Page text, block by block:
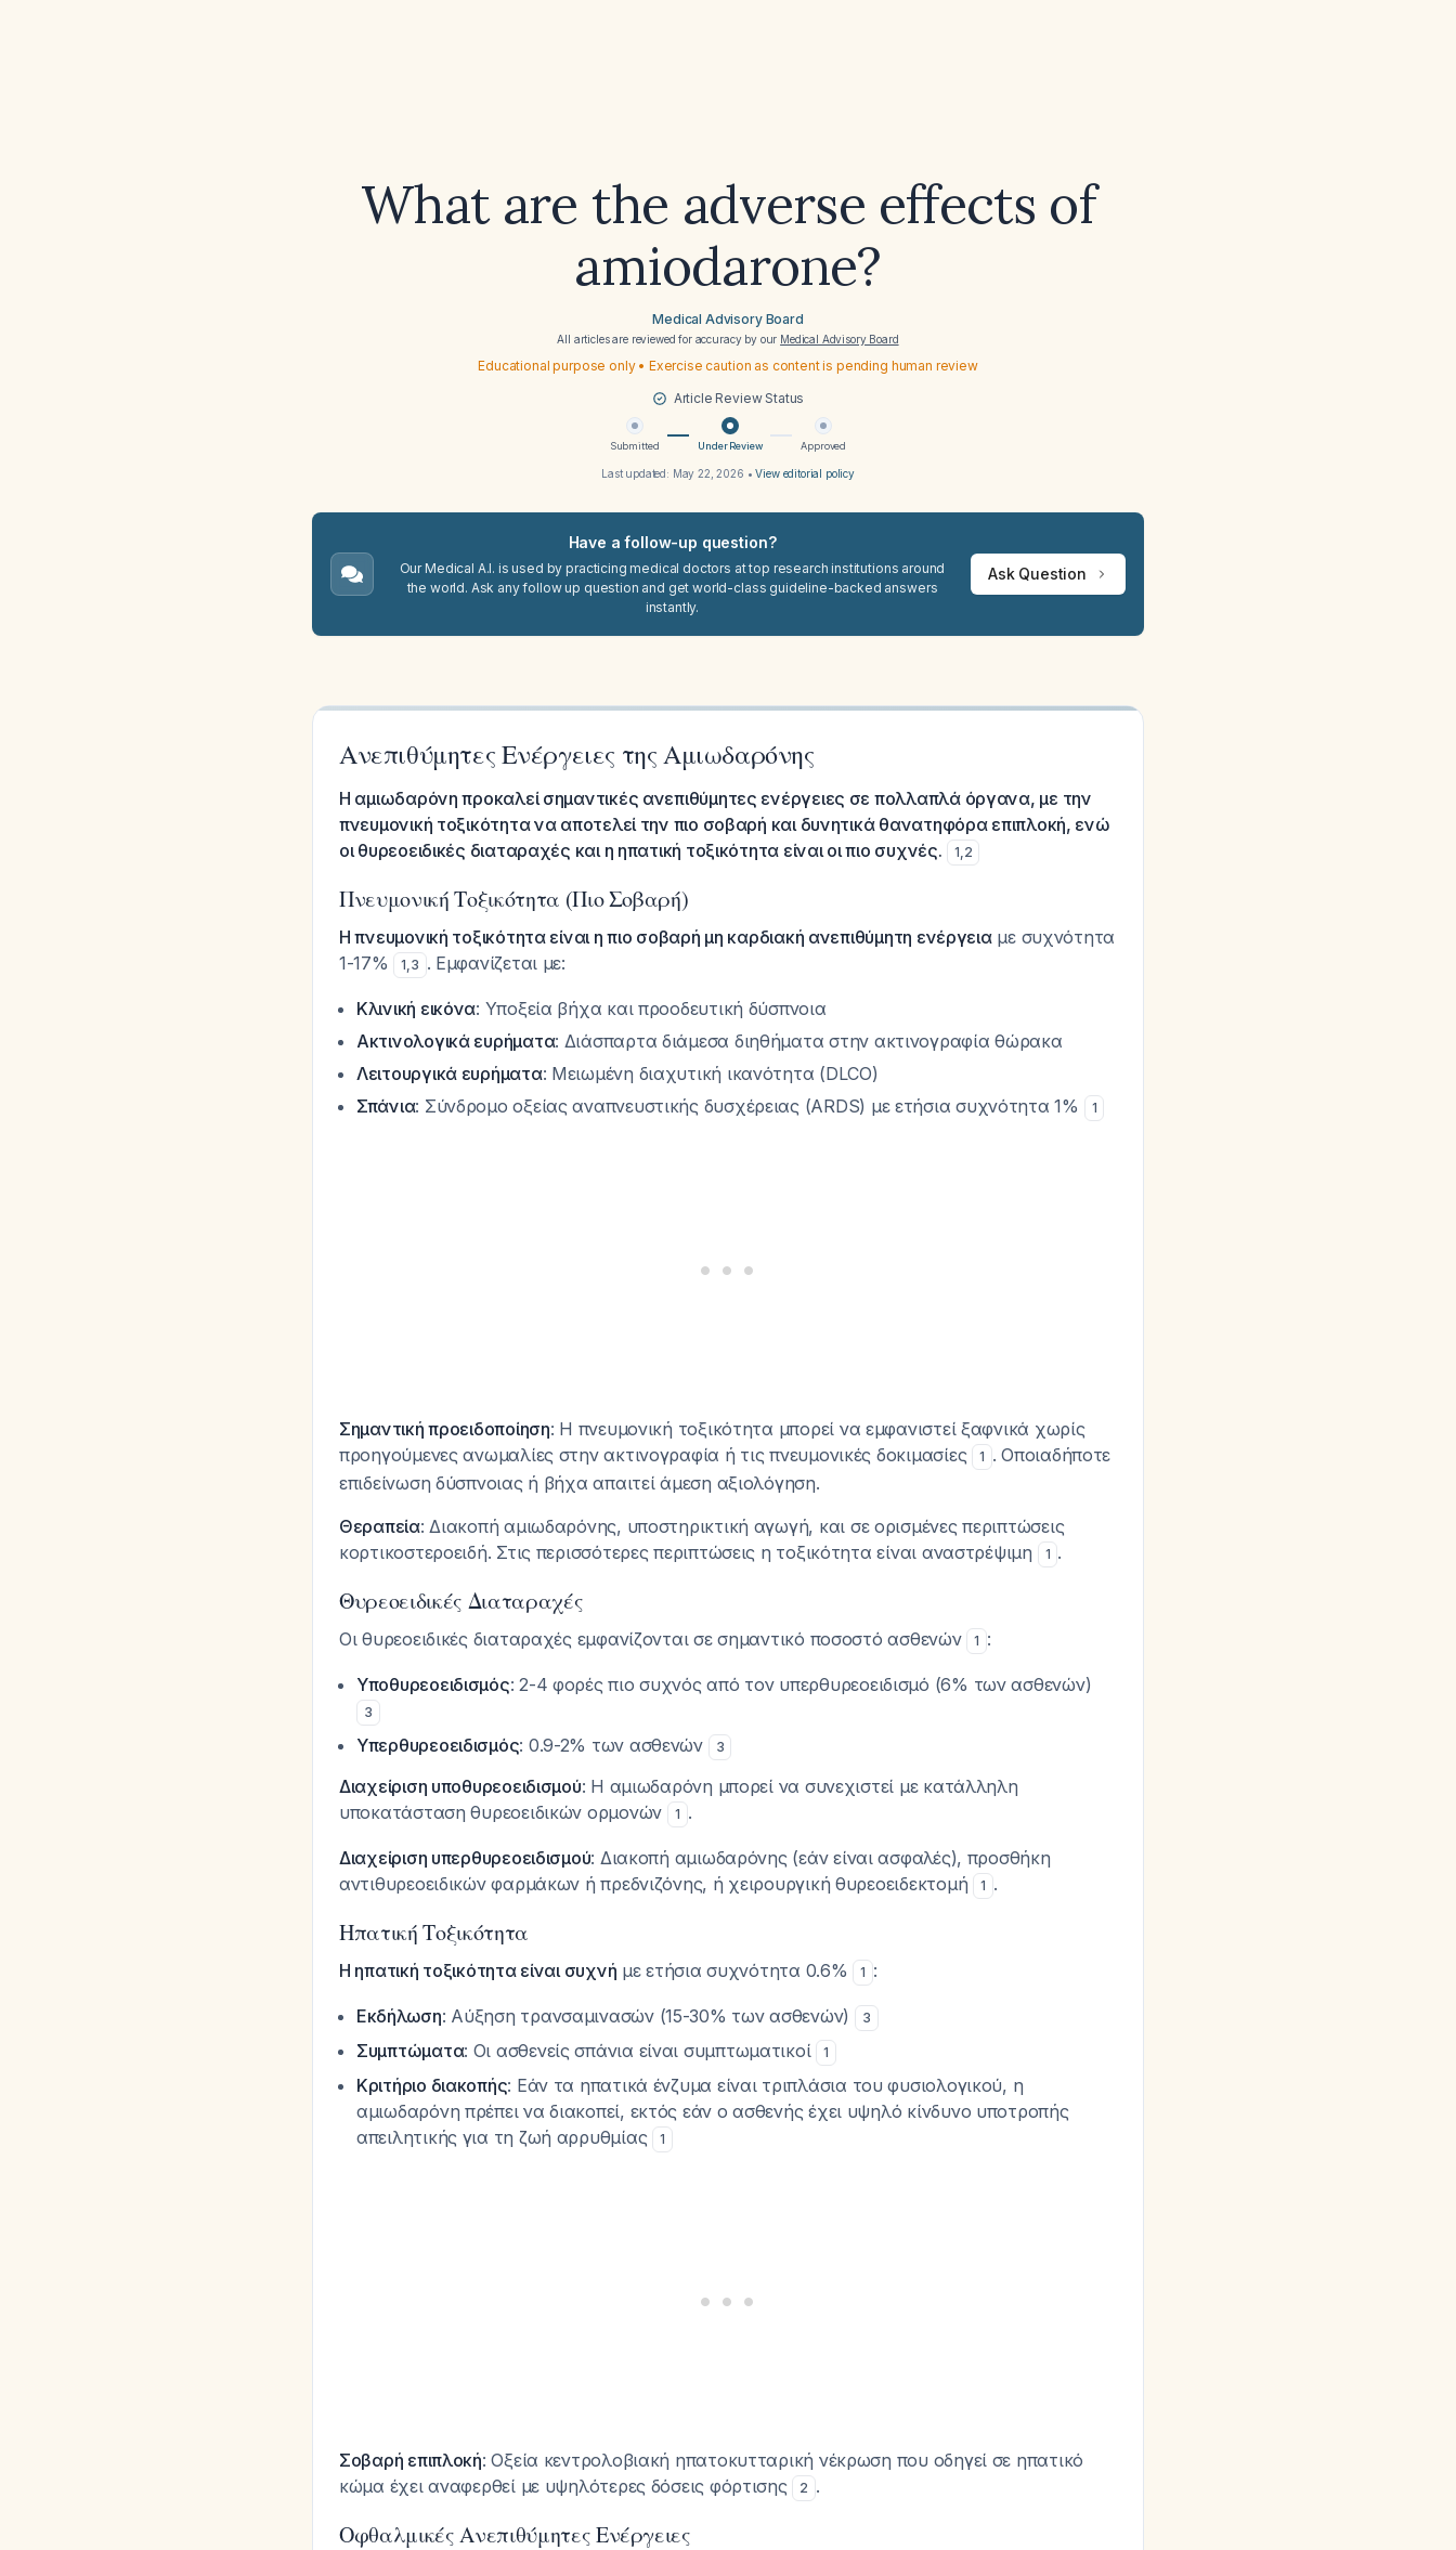
What are the adverse effects of
amiodarone?
Medical Advisory Board
All articles are reviewed for accuracy by our Medical Advisory Board
Educational purpose only • Exercise caution as content is pending human review
Article Review Status
Submitted Under Review Approved
Last updated: May 22, 2026 •View editorial policy
Have a follow-up question?
Our Medical A.I. is used by practicing medical doctors at top research institutions around
the world. Ask any follow up question and get world-class guideline-backed answers
instantly.
Ask Question
Ανεπιθύμητες Ενέργειες της Αμιωδαρόνης
Η αμιωδαρόνη προκαλεί σημαντικές ανεπιθύμητες ενέργειες σε πολλαπλά όργανα, με την
πνευμονική τοξικότητα να αποτελεί την πιο σοβαρή και δυνητικά θανατηφόρα επιπλοκή, ενώ
οι θυρεοειδικές διαταραχές και η ηπατική τοξικότητα είναι οι πιο συχνές.
1,2
Πνευμονική Τοξικότητα (Πιο Σοβαρή)
Η πνευμονική τοξικότητα είναι η πιο σοβαρή μη καρδιακή ανεπιθύμητη ενέργειαμε συχνότητα
1-17%
1,3 . Εμφανίζεται με:
Κλινική εικόνα: Υποξεία βήχα και προοδευτική δύσπνοια
Ακτινολογικά ευρήματα: Διάσπαρτα διάμεσα διηθήματα στην ακτινογραφία θώρακα
Λειτουργικά ευρήματα: Μειωμένη διαχυτική ικανότητα (DLCO)
Σπάνια: Σύνδρομο οξείας αναπνευστικής δυσχέρειας (ARDS) με ετήσια συχνότητα 1% 1
Σημαντική προειδοποίηση: Η πνευμονική τοξικότητα μπορεί να εμφανιστεί ξαφνικά χωρίς
προηγούμενες ανωμαλίες στην ακτινογραφία ή τις πνευμονικές δοκιμασίες
1 . Οποιαδήποτε
επιδείνωση δύσπνοιας ή βήχα απαιτεί άμεση αξιολόγηση.
Θεραπεία: Διακοπή αμιωδαρόνης, υποστηρικτική αγωγή, και σε ορισμένες περιπτώσεις
κορτικοστεροειδή. Στις περισσότερες περιπτώσεις η τοξικότητα είναι αναστρέψιμη
1 .
Θυρεοειδικές Διαταραχές
Οι θυρεοειδικές διαταραχές εμφανίζονται σε σημαντικό ποσοστό ασθενών 1 :
Υποθυρεοειδισμός: 2-4 φορές πιο συχνός από τον υπερθυρεοειδισμό (6% των ασθενών)
3
Υπερθυρεοειδισμός: 0.9-2% των ασθενών 3
Διαχείριση υποθυρεοειδισμού: Η αμιωδαρόνη μπορεί να συνεχιστεί με κατάλληλη
υποκατάσταση θυρεοειδικών ορμονών
1 .
Διαχείριση υπερθυρεοειδισμού: Διακοπή αμιωδαρόνης (εάν είναι ασφαλές), προσθήκη
αντιθυρεοειδικών φαρμάκων ή πρεδνιζόνης, ή χειρουργική θυρεοειδεκτομή
1 .
Ηπατική Τοξικότητα
Η ηπατική τοξικότητα είναι συχνή με ετήσια συχνότητα 0.6% 1 :
Εκδήλωση: Αύξηση τρανσαμινασών (15-30% των ασθενών) 3
Συμπτώματα: Οι ασθενείς σπάνια είναι συμπτωματικοί 1
Κριτήριο διακοπής: Εάν τα ηπατικά ένζυμα είναι τριπλάσια του φυσιολογικού, η
αμιωδαρόνη πρέπει να διακοπεί, εκτός εάν ο ασθενής έχει υψηλό κίνδυνο υποτροπής
απειλητικής για τη ζωή αρρυθμίας
1
Σοβαρή επιπλοκή: Οξεία κεντρολοβιακή ηπατοκυτταρική νέκρωση που οδηγεί σε ηπατικό
κώμα έχει αναφερθεί με υψηλότερες δόσεις φόρτισης
2 .
Οφθαλμικές Ανεπιθύμητες Ενέργειες